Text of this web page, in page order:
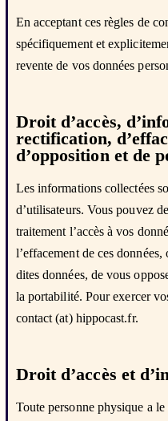
En acceptant ces règles de
spécifiquement et
revente de vos données
Droit d’accès,
rectification,
d’opposition et de
Les informations collectées
d’utilisateurs. Vous pouvez
traitement l’accès à vos
l’effacement de ces
dites données, de vous
la portabilité. Pour exercer
contact (at) hippocast.fr.
Droit d’accès et
Toute personne physique a